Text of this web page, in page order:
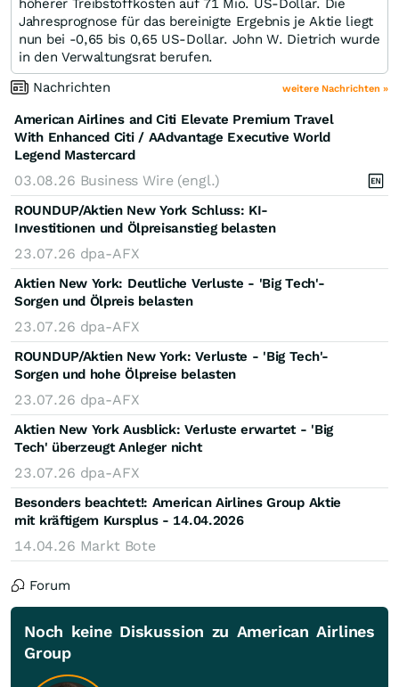
höherer Treibstoffkosten auf 71 Mio. US-Dollar. Die
Jahresprognose für das bereinigte Ergebnis je Aktie liegt
nun bei -0,65 bis 0,65 US-Dollar. John W. Dietrich wurde
in den Verwaltungsrat berufen.
Nachrichten
weitere Nachrichten »
American Airlines and Citi Elevate Premium Travel
With Enhanced Citi / AAdvantage Executive World
Legend Mastercard
03.08.26 Business Wire (engl.)
ROUNDUP/Aktien New York Schluss: KI-
Investitionen und Ölpreisanstieg belasten
23.07.26 dpa-AFX
Aktien New York: Deutliche Verluste - 'Big Tech'-
Sorgen und Ölpreis belasten
23.07.26 dpa-AFX
ROUNDUP/Aktien New York: Verluste - 'Big Tech'-
Sorgen und hohe Ölpreise belasten
23.07.26 dpa-AFX
Aktien New York Ausblick: Verluste erwartet - 'Big
Tech' überzeugt Anleger nicht
23.07.26 dpa-AFX
Besonders beachtet!: American Airlines Group Aktie
mit kräftigem Kursplus - 14.04.2026
14.04.26 Markt Bote
Forum
Noch keine Diskussion zu American Airlines
Group